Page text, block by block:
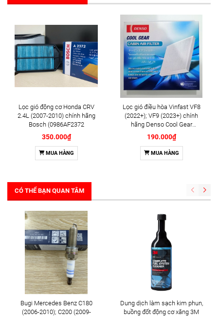
Lọc gió động cơ Honda CRV
2.4L (2007-2010) chính hãng
Bosch (0986AF2372
350.000₫
MUA HÀNG
Lọc gió điều hòa Vinfast VF8
(2022+); VF9 (2023+) chính
hãng Denso Cool Gear
(DI145520-5030)
190.000₫
MUA HÀNG
CÓ THỂ BẠN QUAN TÂM
Bugi Mercedes Benz C180
(2006-2010); C200 (2009-
Dung dịch làm sạch kim phun,
buồng đốt động cơ xăng 3M